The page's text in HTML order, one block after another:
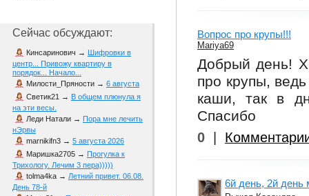
Вопрос про крупы!!!
Mariya69
Добрый день!
про крупы,
каши, так в
Спасибо
0
6й день, 2й день
Сейчас обсуждают:
Кинсаринович → Шифровки в
центр... Привожу квартиру в
порядок... Начало...
Милости_Пряности → 6 августа
Светик21 → В общем плюнула я
на эти весы.
Леди Натали → Пора мне лечить
нЭрвы
marnikifn3 → 5 августа 2026
Маришка2705 → Прогулка к
Трихологу. Лечим 3 пера)))))
tolma4ka → Летний привет. 06.08.
День 78-й